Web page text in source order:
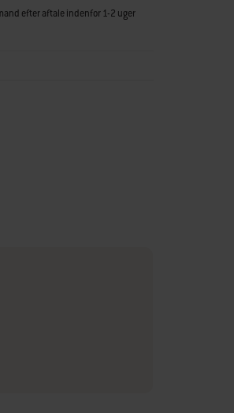
efter aftale indenfor 1-2 uger